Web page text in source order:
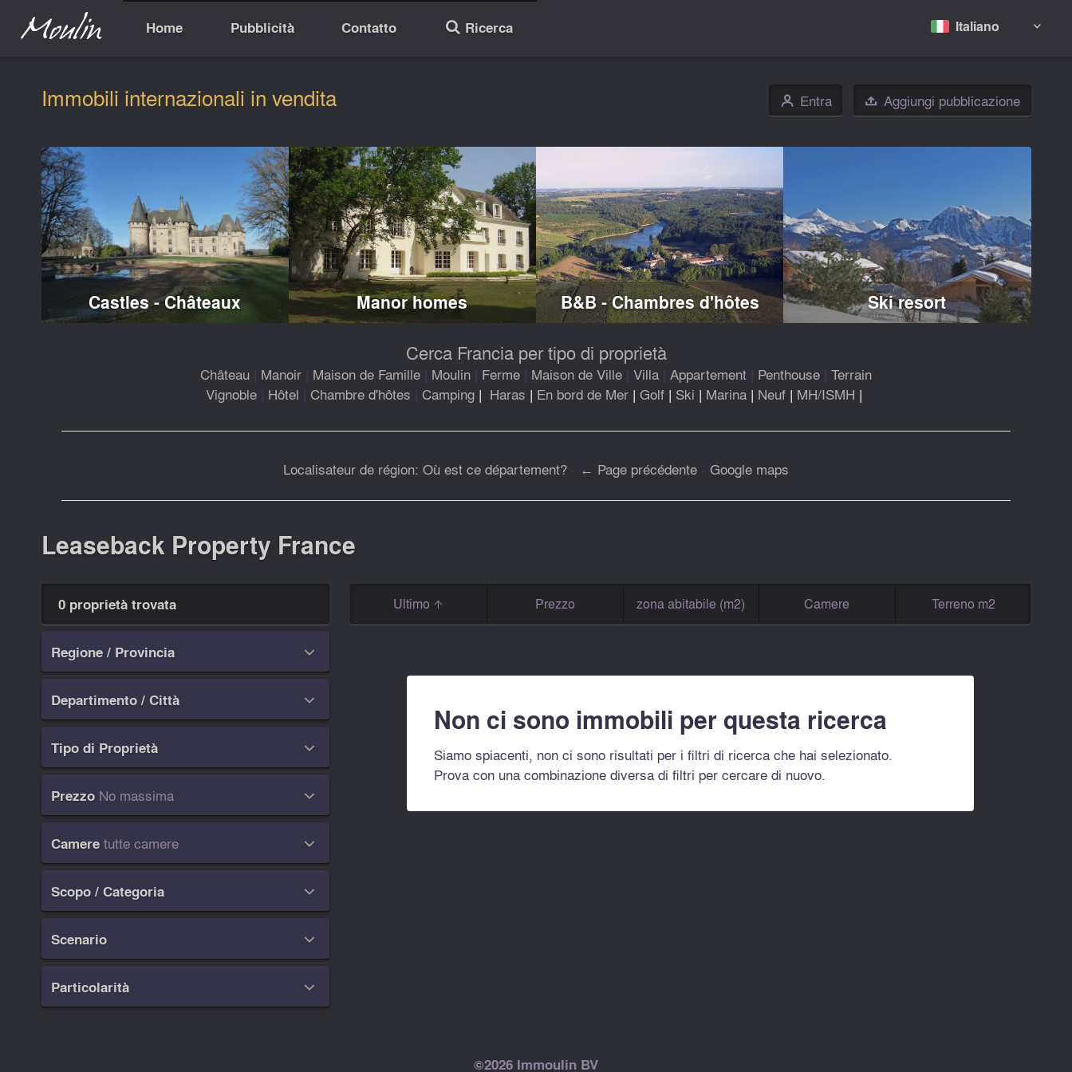
Home Pubblicità Contatto 🔎 Ricerca Italiano 
Immobili internazionali in vendita 👤 Entra  Aggiungi pubblicazione
Castles - Châteaux Manor homes B&B - Chambres d'hôtes Ski resort
Cerca Francia per tipo di proprietà
Château | Manoir | Maison de Famille | Moulin | Ferme | Maison de Ville | Villa | Appartement | Penthouse | Terrain
Vignoble | Hôtel | Chambre d'hôtes | Camping | Haras | En bord de Mer | Golf | Ski | Marina | Neuf | MH/ISMH |
Localisateur de région: Où est ce département? - ← Page précédente - Google maps
Leaseback Property France
0 proprietà trovata
Regione / Provincia 
Departimento / Città 
Tipo di Proprietà 
Prezzo No massima 
Camere tutte camere 
Scopo / Categoria 
Scenario 
Particolarità 
Ultimo Prezzo zona abitabile (m2) Camere Terreno m2
Non ci sono immobili per questa ricerca
Siamo spiacenti, non ci sono risultati per i filtri di ricerca che hai selezionato.
Prova con una combinazione diversa di filtri per cercare di nuovo.
©2026 Immoulin BV